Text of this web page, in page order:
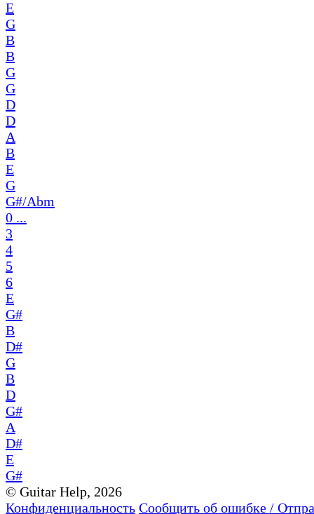
E
G
B
B
G
G
D
D
A
B
E
G
G#/Abm
0 ...
3
4
5
6
E
G#
B
D#
G
B
D
G#
A
D#
E
G#
© Guitar Help, 2026
Конфиденциальность Сообщить об ошибке /